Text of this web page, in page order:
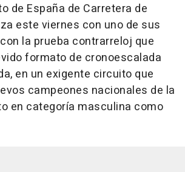
de España de Carretera de
este viernes con uno de sus
la prueba contrarreloj que
formato de cronoescalada
en un exigente circuito que
campeones nacionales de la
en categoría masculina como